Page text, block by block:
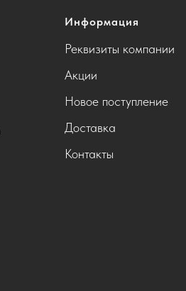
Информация
Реквизиты компании
Акции
Новое поступление
Доставка
Контакты